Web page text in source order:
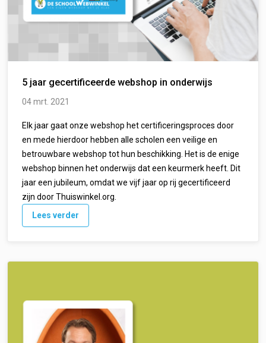
5 jaar gecertificeerde webshop in onderwijs
04 mrt. 2021
Elk jaar gaat onze webshop het certificeringsproces door
en mede hierdoor hebben alle scholen een veilige en
betrouwbare webshop tot hun beschikking. Het is de enige
webshop binnen het onderwijs dat een keurmerk heeft. Dit
jaar een jubileum, omdat we vijf jaar op rij gecertificeerd
zijn door Thuiswinkel.org.
Lees verder